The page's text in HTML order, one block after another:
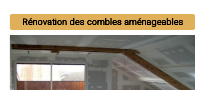
Rénovation des combles aménageables